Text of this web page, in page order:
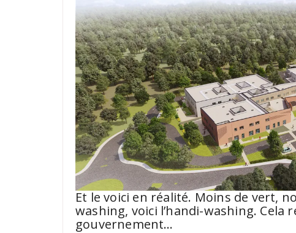
Et le voici en réalité. Moins de vert,
washing, voici l’handi-washing. Cela
gouvernement…